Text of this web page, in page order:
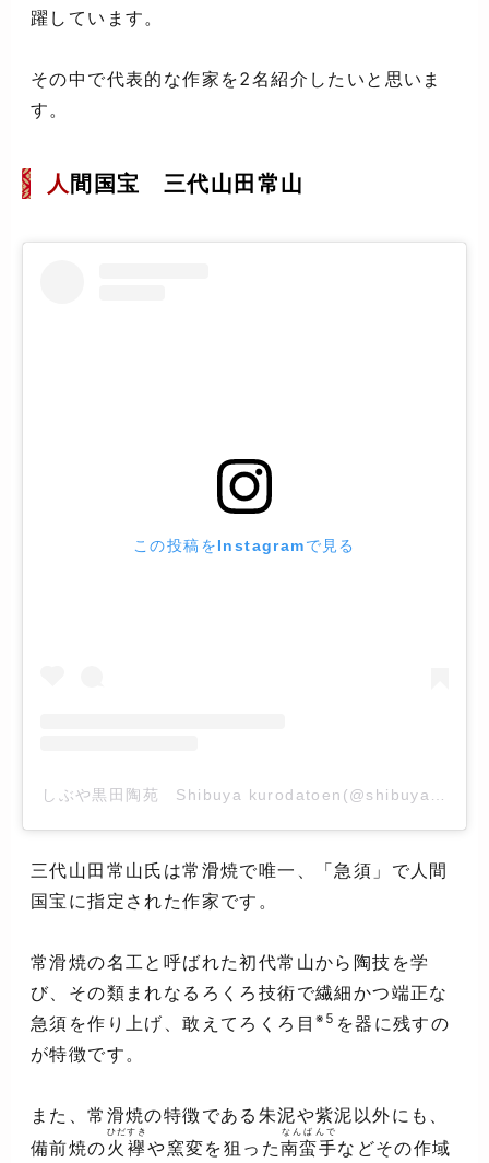
躍しています。
その中で代表的な作家を2名紹介したいと思いま
す。
人 間国宝 三代山田常山
この投稿をInstagramで見る
しぶや黒田陶苑 Shibuya
三代山田常山氏は常滑焼で唯一、「急須」で人間
国宝に指定された作家です。
常滑焼の名工と呼ばれた初代常山から陶技を学
び、その類まれなるろくろ技術で繊細かつ端正な
急須を作り上げ、敢えてろくろ目 ※5 を器に残すの
が特徴です。
また、常滑焼の特徴である朱泥や紫泥以外にも、
備前焼の火襷
ひだすき
や窯変を狙った南蛮手
なんばんで
などその作域